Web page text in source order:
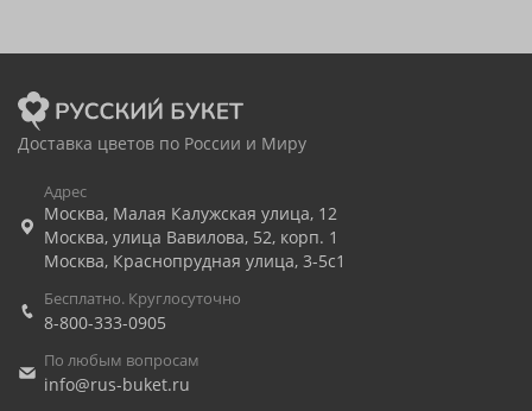
Доставка цветов по России и Миру
Адрес
Москва, Малая Калужская улица, 12
Москва, улица Вавилова, 52, корп. 1
Москва, Краснопрудная улица, 3-5с1
Бесплатно. Круглосуточно
8-800-333-0905
По любым вопросам
info@rus-buket.ru